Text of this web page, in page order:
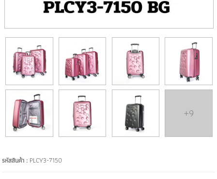
+9
รหัสสินค้า : PLCY3-7150